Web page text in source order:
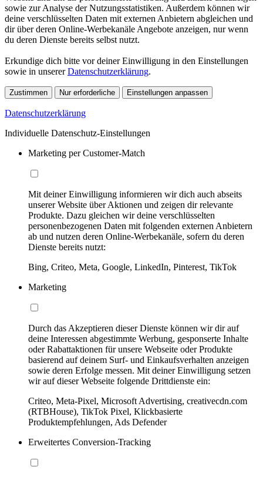
sowie zur Analyse der Nutzungsstatistiken. Außerdem können wir
deine verschlüsselten Daten mit externen Anbietern abgleichen und
dir über deren Online-Werbekanäle Angebote anzeigen, nur wenn
du deren Dienste bereits selbst nutzt.
Erkundige dich bitte vor deiner Einwilligung in den Einstellungen
sowie in unsererDatenschutzerklärung.
Zustimmen Nur erforderliche Einstellungen anpassen
Datenschutzerklärung
Individuelle Datenschutz-Einstellungen
Marketing per Customer-Match
Mit deiner Einwilligung informieren wir dich auch abseits
unserer Website über Aktionen und zeigen dir relevante
Produkte. Dazu gleichen wir deine verschlüsselten
personenbezogenen Daten mit folgenden externen Anbietern
ab und nutzen deren Online-Werbekanäle, sofern du deren
Dienste bereits nutzt:
Bing, Criteo, Meta, Google, LinkedIn, Pinterest, TikTok
Marketing
Durch das Akzeptieren dieser Dienste können wir dir auf
deine Interessen abgestimmte Werbung, gesponserte Inhalte
oder Rabattaktionen für unsere Webseite oder Produkte
basierend auf deinem Surf- und Einkaufsverhalten anzeigen
sowie deren Erfolge messen. Mit deiner Einwilligung setzen
wir auf dieser Webseite folgende Drittdienste ein:
Criteo, Meta-Pixel, Microsoft Advertising, creativecdn.com
(RTBHouse), TikTok Pixel, Klickbasierte
Produktempfehlungen, Ads Defender
Erweitertes Conversion-Tracking